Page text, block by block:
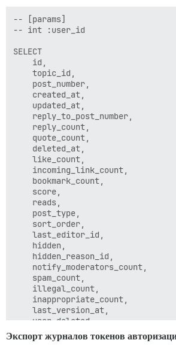
-- [params]
-- int :user_id
SELECT
    id,
    topic_id,
    post_number,
    created_at,
    updated_at,
    reply_to_post_number,
    reply_count,
    quote_count,
    deleted_at,
    like_count,
    incoming_link_count,
    bookmark_count,
    score,
    reads,
    post_type,
    sort_order,
    last_editor_id,
    hidden,
    hidden_reason_id,
    notify_moderators_count,
    spam_count,
    illegal_count,
    inappropriate_count,
    last_version_at,
    user_deleted,
    percent_rank,
Экспорт журналов токенов